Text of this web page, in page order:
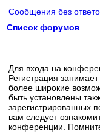
Сообщения без
Список форумов
Для входа на
Регистрация
более широкие
быть установлены
зарегистрированных
вам следует
конференции.